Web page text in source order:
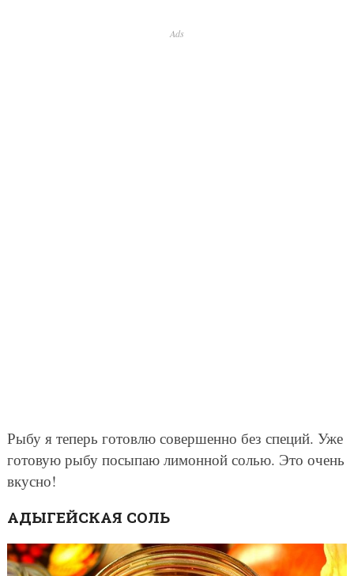
Ads
Рыбу я теперь готовлю совершенно без специй. Уже
готовую рыбу посыпаю лимонной солью. Это очень
вкусно!
АДЫГЕЙСКАЯ СОЛЬ